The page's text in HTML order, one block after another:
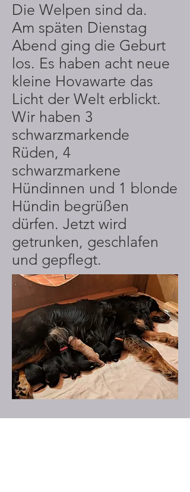
Die Welpen sind da.
​Am späten Dienstag
Abend ging die Geburt
los. Es haben acht neue
kleine Hovawarte das
Licht der Welt erblickt.
Wir haben 3
schwarzmarkende
Rüden, 4
schwarzmarkene
Hündinnen und 1 blonde
Hündin begrüßen
dürfen. Jetzt wird
getrunken, geschlafen
und gepflegt.